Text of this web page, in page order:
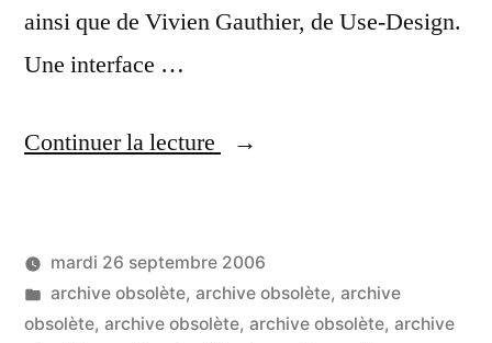
ainsi que de Vivien Gauthier, de Use-Design.
Une interface …
Continuer la lecture
« Atelier
(RIA) »
Publié
par
LucL
mardi 26 septembre 2006
Publié
dans
archive obsolète, archive obsolète, archive
obsolète, archive obsolète, archive obsolète, archive